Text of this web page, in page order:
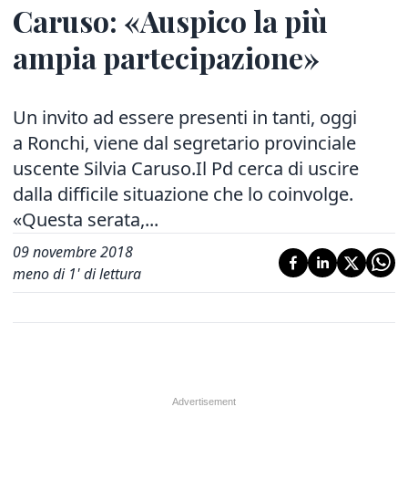
Caruso: «Auspico la più
ampia partecipazione»
Un invito ad essere presenti in tanti, oggi
a Ronchi, viene dal segretario provinciale
uscente Silvia Caruso.Il Pd cerca di uscire
dalla difficile situazione che lo coinvolge.
«Questa serata,...
09 novembre 2018
meno di 1' di lettura